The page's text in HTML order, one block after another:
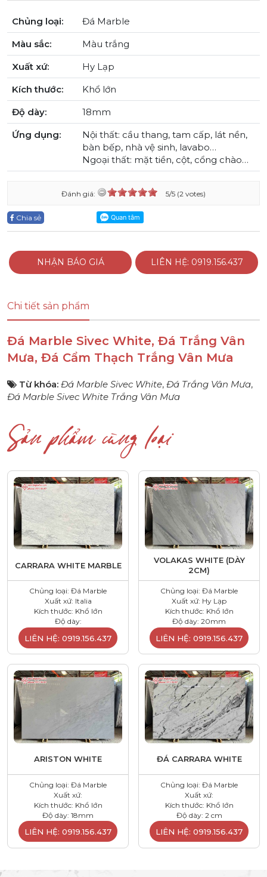
Chủng loại:
Đá Marble
Màu sắc:
Màu trắng
Xuất xứ:
Hy Lạp
Kích thước:
Khổ lớn
Độ dày:
18mm
Ứng dụng:
Nội thất: cầu thang, tam cấp, lát nền,
bàn bếp, nhà vệ sinh, lavabo…
Ngoại thất: mặt tiền, cột, cổng chào…
Đánh giá: 5/5 (2 votes)
Chia sẻ
NHẬN BÁO GIÁ LIÊN HỆ: 0919.156.437
Chi tiết sản phẩm
Đá Marble Sivec White, Đá Trắng Vân
Mưa, Đá Cẩm Thạch Trắng Vân Mưa
Từ khóa: Đá Marble Sivec White, Đá Trắng Vân Mưa,
Đá Marble Sivec White Trắng Vân Mưa
Sản phẩm cùng loại
CARRARA WHITE MARBLE
Chủng loại: Đá Marble
Xuất xứ: Italia
Kích thước: Khổ lớn
Độ dày:
LIÊN HỆ: 0919.156.437
VOLAKAS WHITE (DÀY
2CM)
Chủng loại: Đá Marble
Xuất xứ: Hy Lạp
Kích thước: Khổ lớn
Độ dày: 20mm
LIÊN HỆ: 0919.156.437
ARISTON WHITE
Chủng loại: Đá Marble
Xuất xứ:
Kích thước: Khổ lớn
Độ dày: 18mm
LIÊN HỆ: 0919.156.437
ĐÁ CARRARA WHITE
Chủng loại: Đá Marble
Xuất xứ:
Kích thước: Khổ lớn
Độ dày: 2 cm
LIÊN HỆ: 0919.156.437